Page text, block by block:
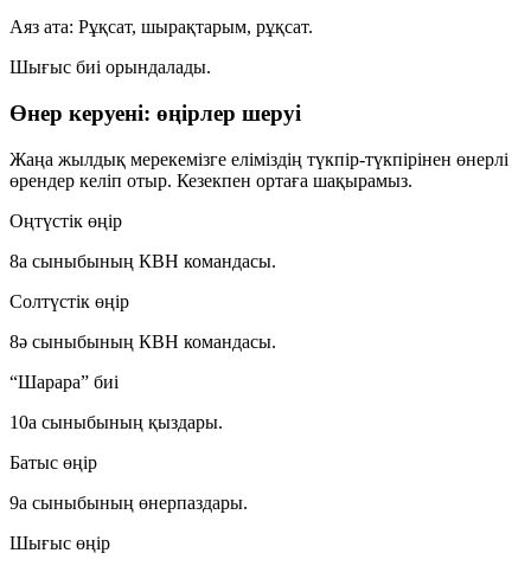
Аяз ата: Рұқсат, шырақтарым, рұқсат.
Шығыс биі орындалады.
Өнер керуені: өңірлер шеруі
Жаңа жылдық мерекемізге еліміздің түкпір-түкпірінен өнерлі
өрендер келіп отыр. Кезекпен ортаға шақырамыз.
Оңтүстік өңір
8а сыныбының КВН командасы.
Солтүстік өңір
8ә сыныбының КВН командасы.
“Шарара” биі
10а сыныбының қыздары.
Батыс өңір
9а сыныбының өнерпаздары.
Шығыс өңір